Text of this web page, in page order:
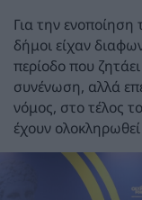
Για την ενοποίηση
δήμοι είχαν
περίοδο που
συνένωση, αλλά
νόμος, στο τέλος
έχουν ολοκληρωθεί